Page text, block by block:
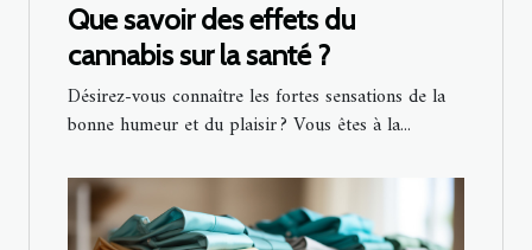
Que savoir des effets du
cannabis sur la santé ?
Désirez-vous connaître les fortes sensations de la
bonne humeur et du plaisir ? Vous êtes à la...